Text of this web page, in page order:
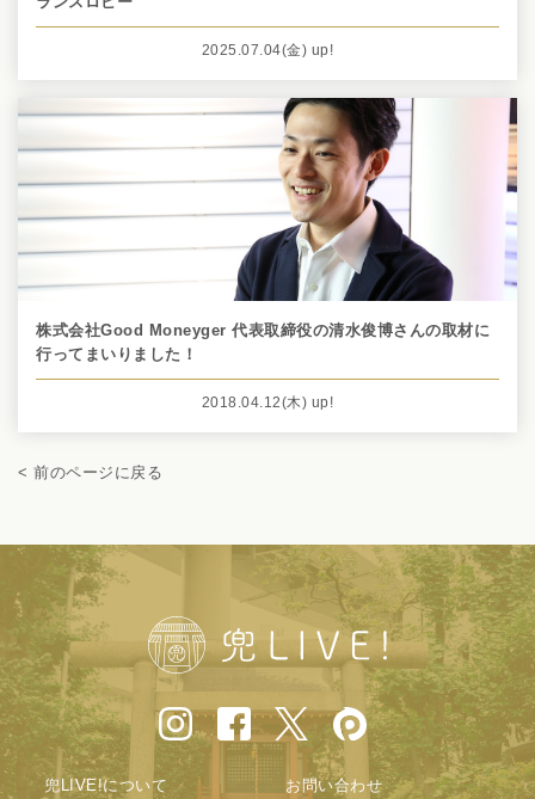
2025.07.04(金) up!
株式会社Good Moneyger 代表取締役の清水俊博さんの取材に
行ってまいりました！
2018.04.12(木) up!
< 前のページに戻る
兜LIVE!について お問い合わせ